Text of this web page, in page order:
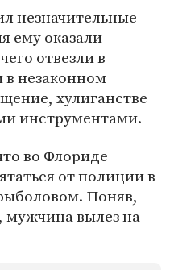
незначительные
ему оказали
отвезли в
незаконном
хулиганстве
инструментами.
во Флориде
от полиции в
Поняв,
мужчина вылез на